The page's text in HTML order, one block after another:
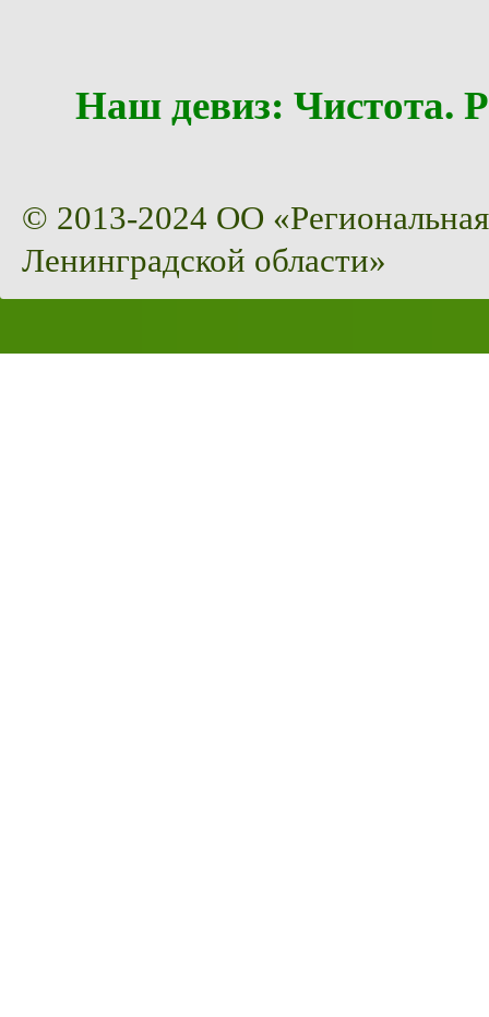
Наш девиз:
© 2013-2024 ОО
Ленинградской области»